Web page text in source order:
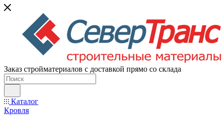
Заказ стройматериалов с доставкой прямо со склада
Каталог
Кровля